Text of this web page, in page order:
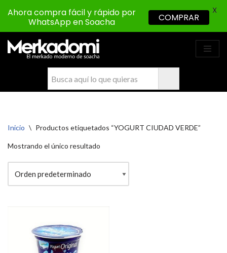
Saltar
Inicio \ Productos etiquetados “YOGURT CIUDAD VERDE”
Mostrando el único resultado
Ahora compra fácil y rápido por
WhatsApp en Soacha
COMPRAR
X